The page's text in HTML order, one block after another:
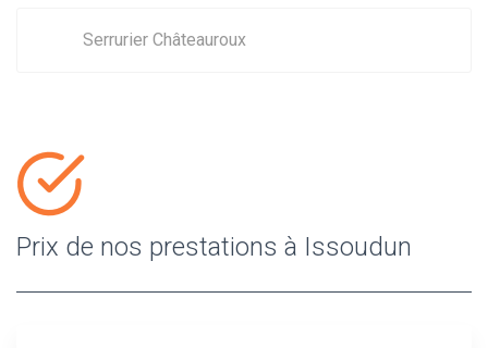
Serrurier Châteauroux
Prix de nos prestations à Issoudun